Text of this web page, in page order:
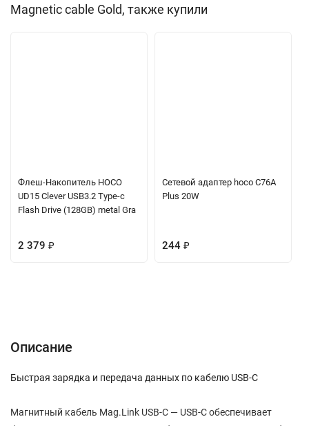
Magnetic cable Gold, также купили
Флеш-Накопитель HOCO
UD15 Clever USB3.2 Type-c
Flash Drive (128GB) metal Gra
2 379 ₽
Сетевой адаптер hoco C76A
Plus 20W
244 ₽
Описание
Быстрая зарядка и передача данных по кабелю USB-C
Магнитный кабель Mag.Link USB-C — USB-C обеспечивает